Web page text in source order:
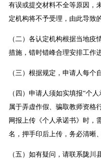
有误或提交材料不全等原因，
定机构将不予受理，由此导致
（二）各认定机构根据当地
措施，错时错峰合理安排工作
（三）根据规定，申请人每个
（四）申请人须如实填报“个
属于弄虚作假、骗取教师资格
网报上传《个人承诺书》时，
名，押手印后上传，务必清晰
（五）如有疑问，请联系陇川